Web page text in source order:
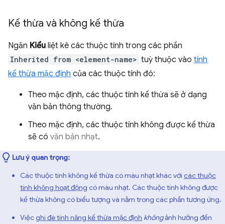
Kế thừa và không kế thừa
Ngăn Kiểu liệt kê các thuộc tính trong các phần
Inherited from <element-name> tuỳ thuộc vào tính
kế thừa mặc định của các thuộc tính đó:
Theo mặc định, các thuộc tính kế thừa sẽ ở dạng
văn bản thông thường.
Theo mặc định, các thuộc tính không được kế thừa
sẽ có văn bản nhạt.
Lưu ý quan trọng:
Các thuộc tính không kế thừa có màu nhạt khác với các thuộc
tính không hoạt động có màu nhạt. Các thuộc tính không được
kế thừa không có biểu tượng và nằm trong các phần tương ứng.
Việcghi đè tính năng kế thừa mặc định khôngảnh hưởng đến